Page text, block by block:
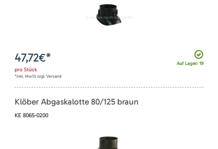
Auf Lager: 19
47,72€*
pro Stück
*inkl. MwSt zzgl. Versand
Klöber Abgaskalotte 80/125 braun
KE 8065-0200